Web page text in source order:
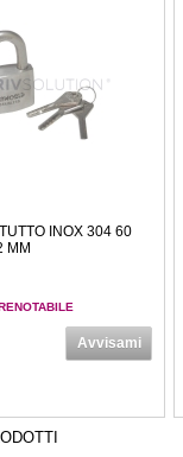
INOX 304 60
MM
Avvisami